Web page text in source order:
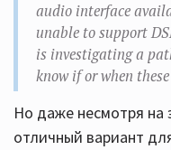
audio interface
unable to support
is investigating a
know if or when
Но даже несмотря на
отличный вариант